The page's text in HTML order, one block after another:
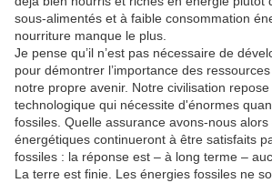
sous-alimentés et à faible consommation
nourriture manque le plus.
Je pense qu’il n’est pas nécessaire de
pour démontrer l’importance des
notre propre avenir. Notre civilisation
technologique qui nécessite d'énormes
fossiles. Quelle assurance avons-nous
énergétiques continueront à être satisfaits
fossiles : la réponse est – à long terme –
La terre est finie. Les énergies fossiles ne